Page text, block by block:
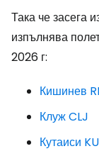
Така че засега
изпълнява
2026 г:
Кишинев
Клуж CLJ
Кутаиси